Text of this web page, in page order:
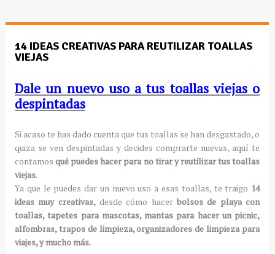
14 IDEAS CREATIVAS PARA REUTILIZAR TOALLAS
VIEJAS
Dale un nuevo uso a tus toallas viejas o
despintadas
Si acaso te has dado cuenta que tus toallas se han desgastado, o
quiza se ven despintadas y decides comprarte nuevas, aquí te
contamosqué puedes hacer para no tirar y reutilizar tus toallas
viejas.
Ya que le puedes dar un nuevo uso a esas toallas, te traigo 14
ideas muy creativas,desde cómo hacerbolsos de playa con
toallas, tapetes para mascotas, mantas para hacer un picnic,
alfombras, trapos de limpieza, organizadores de limpieza para
viajes, y mucho más.